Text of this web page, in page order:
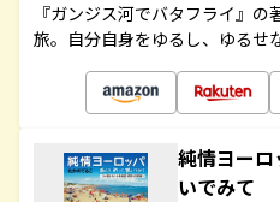
『ガンジス河でバタフライ』
旅。自分自身をゆるし、ゆるせ
純情ヨー
いでみて